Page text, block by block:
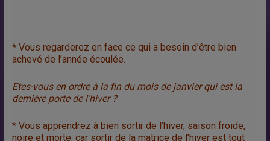
* Vous regarderez en face ce qui a besoin d’être bien
achevé de l’année écoulée.
Etes-vous en ordre à la fin du mois de janvier qui est la
dernière porte de l’hiver ?
* Vous apprendrez à bien sortir de l’hiver, saison froide,
noire et morte, car sortir de la matrice de l’hiver est tout